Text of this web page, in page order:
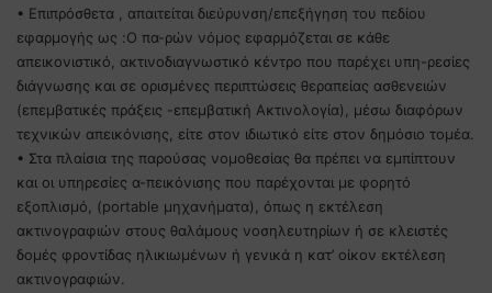
• Επιπρόσθετα , απαιτείται διεύρυνση/επεξήγηση του πεδίου
εφαρμογής ως :O πα-ρών νόμος εφαρμόζεται σε κάθε
απεικονιστικό, ακτινοδιαγνωστικό κέντρο που παρέχει υπη-ρεσίες
διάγνωσης και σε ορισμένες περιπτώσεις θεραπείας ασθενειών
(επεμβατικές πράξεις -επεμβατική Ακτινολογία), μέσω διαφόρων
τεχνικών απεικόνισης, είτε στον ιδιωτικό είτε στον δημόσιο τομέα.
• Στα πλαίσια της παρούσας νομοθεσίας θα πρέπει να εμπίπτουν
και οι υπηρεσίες α-πεικόνισης που παρέχονται με φορητό
εξοπλισμό, (portable μηχανήματα), όπως η εκτέλεση
ακτινογραφιών στους θαλάμους νοσηλευτηρίων ή σε κλειστές
δομές φροντίδας ηλικιωμένων ή γενικά η κατ’ οίκον εκτέλεση
ακτινογραφιών.